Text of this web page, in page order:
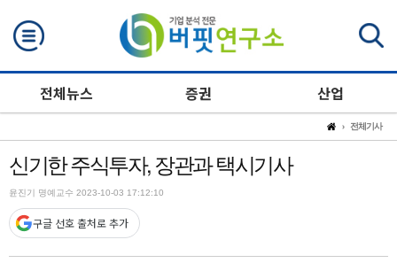
전체뉴스 증권 산업
전체기사
신기한 주식투자, 장관과 택시기사
윤진기 명예교수 2023-10-03 17:12:10
구글 선호 출처로 추가
검색